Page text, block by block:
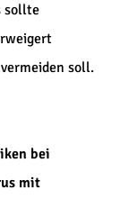
sollte
soll.
bei
mit